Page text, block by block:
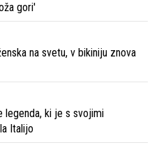
gori'
na svetu, v bikiniju znova
legenda, ki je s svojimi
Italijo